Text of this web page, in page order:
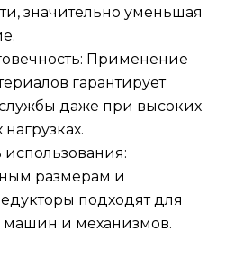
значительно уменьшая
Применение
гарантирует
даже при высоких
использования:
размерам и
подходят для
машин и механизмов.